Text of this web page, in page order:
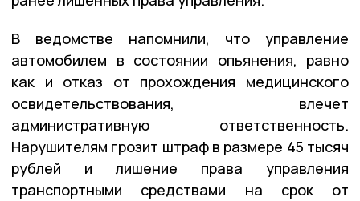
В ведомстве напомнили, что управление
автомобилем в состоянии опьянения, равно
как и отказ от прохождения медицинского
освидетельствования, влечет
административную ответственность.
Нарушителям грозит штраф в размере 45 тысяч
рублей и лишение права управления
транспортными средствами на срок от